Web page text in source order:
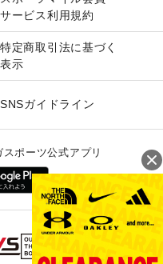
サービス利用規約
特定商取引法に基づく
表示
SNSガイドライン
ポーツ公式アプリ